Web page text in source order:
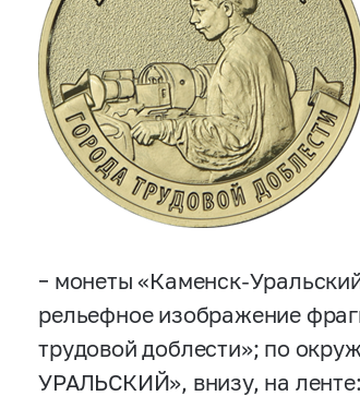
– монеты «Каменск-
рельефное изображение
трудовой доблести»; по
УРАЛЬСКИЙ», внизу, на